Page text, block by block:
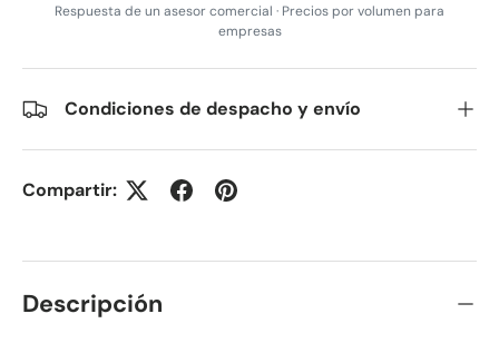
Respuesta de un asesor comercial · Precios por volumen para
empresas
Condiciones de despacho y envío
Compartir:
Descripción